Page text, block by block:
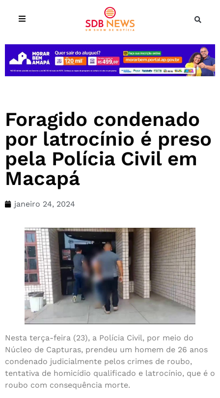
Foragido condenado
por latrocínio é preso
pela Polícia Civil em
Macapá
janeiro 24, 2024
Nesta terça-feira (23), a Polícia Civil, por meio do
Núcleo de Capturas, prendeu um homem de 26 anos
condenado judicialmente pelos crimes de roubo,
tentativa de homicídio qualificado e latrocínio, que é o
roubo com consequência morte.